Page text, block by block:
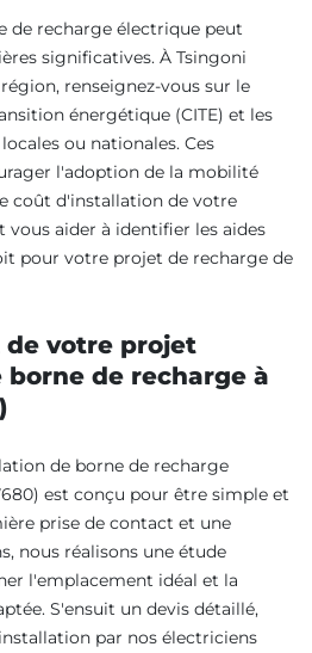
de recharge électrique peut
significatives. À Tsingoni
renseignez-vous sur le
énergétique (CITE) et les
ou nationales. Ces
l'adoption de la mobilité
coût d'installation de votre
vous aider à identifier les aides
pour votre projet de recharge de
de votre projet
de recharge à
de borne de recharge
est conçu pour être simple et
prise de contact et une
nous réalisons une étude
l'emplacement idéal et la
S'ensuit un devis détaillé,
par nos électriciens